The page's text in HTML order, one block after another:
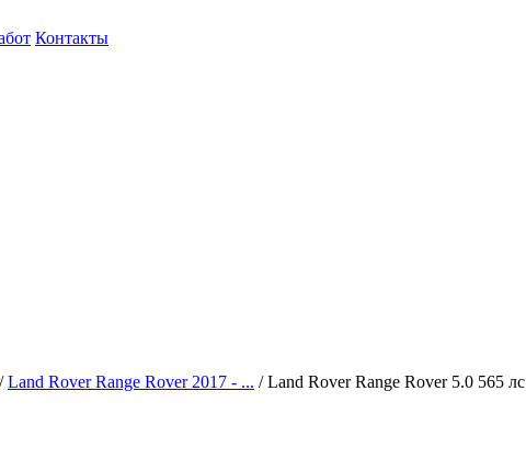
Контакты
Land Rover Range Rover 2017 - ... / Land Rover Range Rover 5.0 565 лс